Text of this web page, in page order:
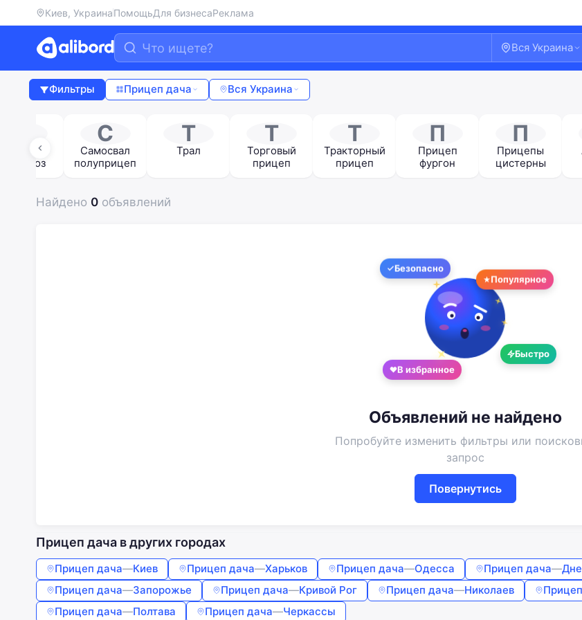
Киев, УкраинаПомощьДля бизнесаРеклама
Вся Украина
Фильтры Прицеп дача Вся Украина
Прицеп
С
Самосвал
полуприцеп
Т
Трал
Т
Торговый
прицеп
Т
Тракторный
прицеп
П
Прицеп
фургон
П
Прицепы
цистерны
Найдено 0 объявлений
Безопасно
Популярное
Быстро
В избранное
Объявлений не найдено
Попробуйте изменить фильтры или
запрос
Повернутись
Прицеп дача в других городах
Прицеп дача—Киев Прицеп дача—Харьков Прицеп дача—Одесса Прицеп дача—
Прицеп дача—Запорожье Прицеп дача—Кривой Рог Прицеп дача—Николаев
Прицеп дача—Полтава Прицеп дача—Черкассы
Добро пожаловать!
Войдите или создайте аккаунт
Google
или
Введите номер или почту
Войти